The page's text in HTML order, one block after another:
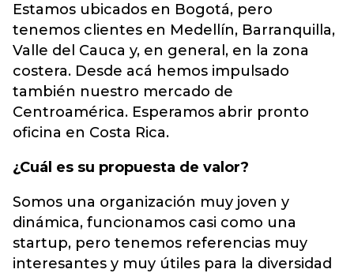
Estamos ubicados en Bogotá, pero
tenemos clientes en Medellín, Barranquilla,
Valle del Cauca y, en general, en la zona
costera. Desde acá hemos impulsado
también nuestro mercado de
Centroamérica. Esperamos abrir pronto
oficina en Costa Rica.
¿Cuál es su propuesta de valor?
Somos una organización muy joven y
dinámica, funcionamos casi como una
startup, pero tenemos referencias muy
interesantes y muy útiles para la diversidad